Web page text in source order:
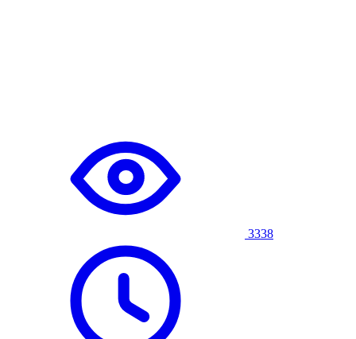
3338